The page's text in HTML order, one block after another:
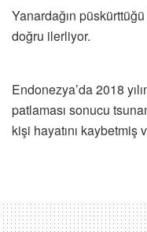
Yanardağın
doğru ilerliyor.
Endonezya’da 2018
patlaması sonucu
kişi hayatını kaybetmiş